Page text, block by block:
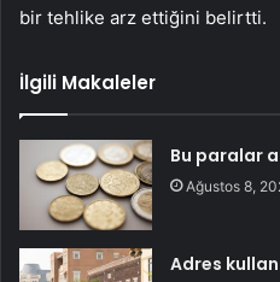
bir tehlike arz ettiğini belirtti.
İlgili Makaleler
Bu paralar
Ağustos 8,
Adres